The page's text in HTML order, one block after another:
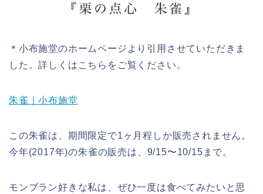
＊小布施堂のホームページより引用させていただきま
した。詳しくはこちらをご覧ください。
朱雀｜小布施堂
この朱雀は、期間限定で1ヶ月程しか販売されません。
今年(2017年)の朱雀の販売は、9/15〜10/15まで。
モンブラン好きな私は、ぜひ一度は食べてみたいと思